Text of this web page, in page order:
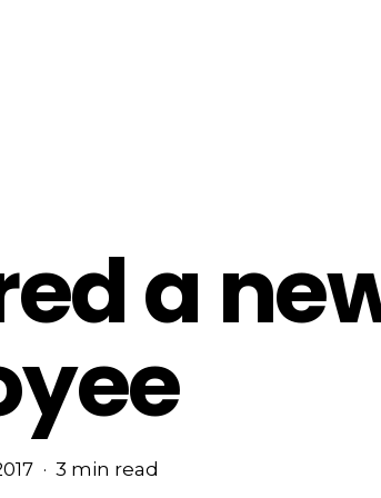
a
3 min read